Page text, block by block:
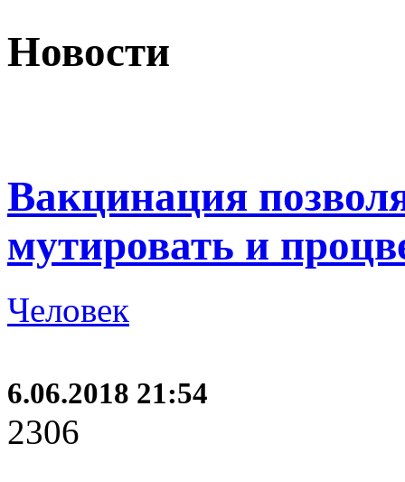
Новости
Вакцинация
мутировать и
Человек
6.06.2018 21:54
2306